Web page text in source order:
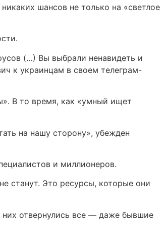
шансов не только на «светлое
(…) Вы выбрали ненавидеть и
к украинцам в своем телеграм-
В то время, как «умный ищет
на нашу сторону», убежден
и миллионеров.
станут. Это ресурсы, которые они
них отвернулись все — даже бывшие